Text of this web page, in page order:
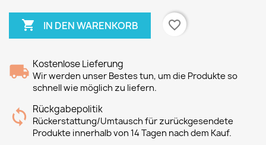
 IN DEN WARENKORB favorite_border
Kostenlose Lieferung
Wir werden unser Bestes tun, um die Produkte so
schnell wie möglich zu liefern.
Rückgabepolitik
Rückerstattung/Umtausch für zurückgesendete
Produkte innerhalb von 14 Tagen nach dem Kauf.